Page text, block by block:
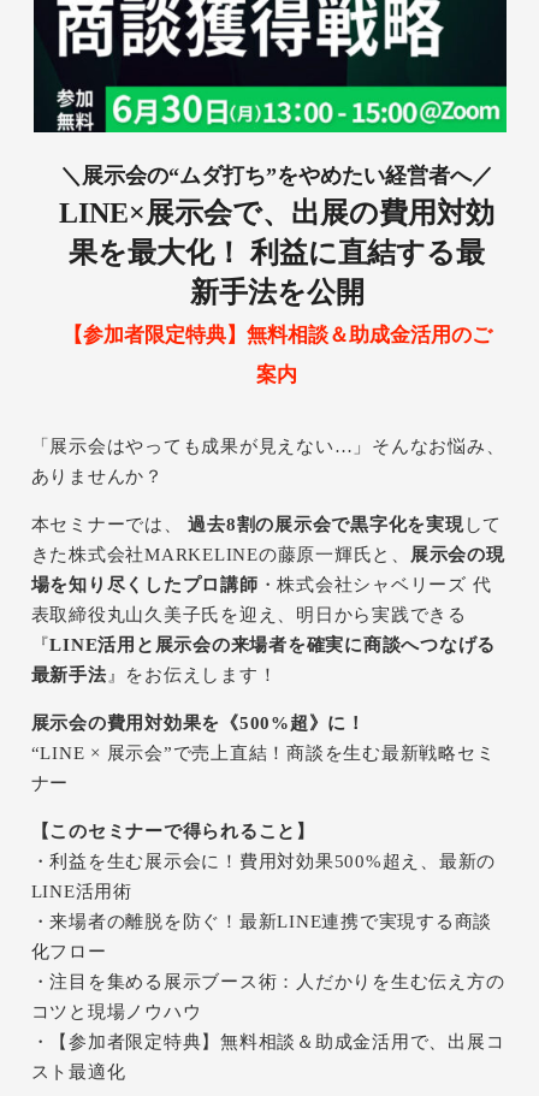
＼展示会の“ムダ打ち”をやめたい経営者へ／
LINE×展示会で、出展の費用対効
果を最大化！ 利益に直結する最
新手法を公開
【参加者限定特典】無料相談＆助成金活用のご
案内
「展示会はやっても成果が見えない…」そんなお悩み、
ありませんか？
本セミナーでは、過去8割の展示会で黒字化を実現して
きた株式会社MARKELINEの藤原一輝氏と、
展示会の現
場を知り尽くしたプロ講師 ・株式会社シャベリーズ 代
表取締役丸山久美子氏を迎え、明日から実践できる
『LINE活用と展示会の来場者を確実に商談へつなげる
最新手法』をお伝えします！
展示会の費用対効果を《500%超》に！
“LINE × 展示会”で売上直結！商談を生む最新戦略セミ
ナー
【このセミナーで得られること】
・利益を生む展示会に！費用対効果500%超え、最新の
LINE活用術
・来場者の離脱を防ぐ！最新LINE連携で実現する商談
化フロー
・注目を集める展示ブース術：人だかりを生む伝え方の
コツと現場ノウハウ
・【参加者限定特典】無料相談＆助成金活用で、出展コ
スト最適化